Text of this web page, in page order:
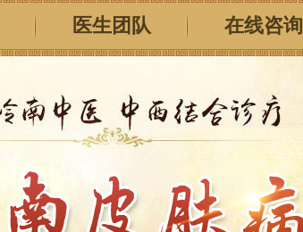
医生团队 在线咨询